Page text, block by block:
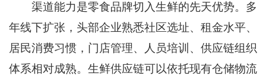
渠道能力是零食品牌切入生鲜的先天优势。多
年线下扩张，头部企业熟悉社区选址、租金水平、
居民消费习惯，门店管理、人员培训、供应链组织
体系相对成熟。生鲜供应链可以依托现有仓储物流